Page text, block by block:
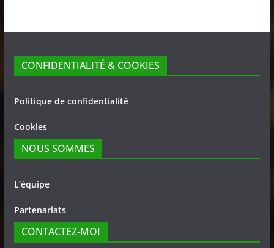
CONFIDENTIALITÉ & COOKIES
Politique de confidentialité
Cookies
NOUS SOMMES
L’équipe
Partenariats
CONTACTEZ-MOI